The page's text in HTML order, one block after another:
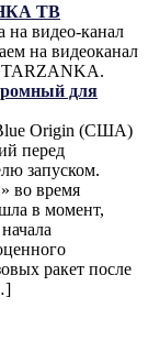
ТВ
на видео-канал
на видеоканал
TARZANKA.
для
Blue Origin (США)
перед
запуском.
во время
в момент,
ракет после